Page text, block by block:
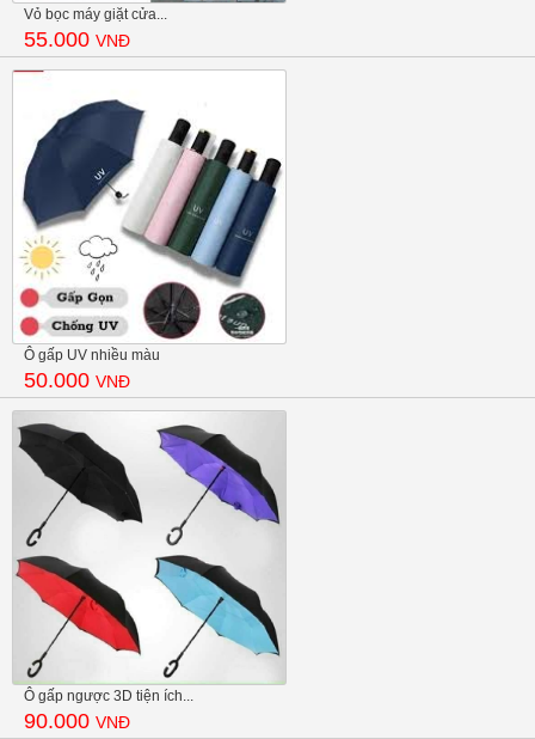
Vỏ bọc máy giặt cửa...
55.000 VNĐ
Ô gấp UV nhiều màu
50.000 VNĐ
Ô gấp ngược 3D tiện ích...
90.000 VNĐ